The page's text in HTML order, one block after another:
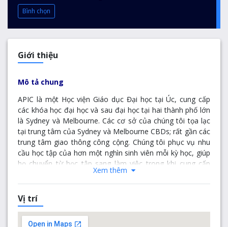
Bình chọn
Giới thiệu
Mô tả chung
APIC là một Học viện Giáo dục Đại học tại Úc, cung cấp
các khóa học đại học và sau đại học tại hai thành phố lớn
là Sydney và Melbourne. Các cơ sở của chúng tôi tọa lạc
tại trung tâm của Sydney và Melbourne CBDs; rất gần các
trung tâm giao thông công cộng. Chúng tôi phục vụ nhu
cầu học tập của hơn một nghìn sinh viên mỗi kỳ học, giúp
họ chuyển từ học tập sang làm việc trong khi cung cấp
cho họ các khóa học về kinh doanh, quản lý dự án và hệ
thống thông tin. Học tập tại APIC sẽ cho phép sinh viên
khám phá một loạt các lựa chọn học tập cũng như xác
định rõ nghề nghiệp mà bạn hướng tới. Mục tiêu chính
của chúng tôi là cung cấp, bồi dưỡng và thúc đẩy vốn học
Xem thêm
Vị trí